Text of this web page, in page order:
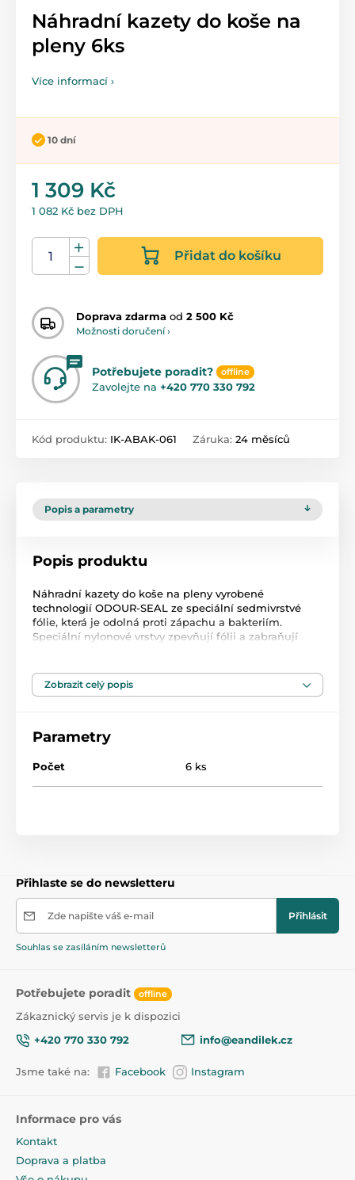
Náhradní kazety do koše na
pleny 6ks
Více informací ›
10 dní
1 309 Kč
1 082 Kč bez DPH
Přidat do košíku
Doprava zdarma od 2 500 Kč
Možnosti doručení ›
Potřebujete poradit? offline
Zavolejte na +420 770 330 792
Kód produktu: IK-ABAK-061 Záruka: 24 měsíců
Popis a parametry
Popis produktu
Náhradní kazety do koše na pleny vyrobené
technologií ODOUR-SEAL ze speciální sedmivrstvé
fólie, která je odolná proti zápachu a bakteriím.
Speciální nylonové vrstvy zpevňují fólii a zabraňují
jednoduše otevřete zásobník, druhou rukou vyjměte
plný sáček a vložte novou náplň.
Vlastnosti kazety do koše na pleny 6 ks:
Velmi pevná a odolná 7vrstvá fólie (vyztužená
6 kusů v sadě
Koše a kyblíky na pleny
Zobrazit celý popis
Parametry
Počet 6 ks
Přihlaste se do newsletteru
Zde napište váš e-mail Přihlásit
Souhlas se zasíláním newsletterů
Potřebujete poradit offline
Zákaznický servis je k dispozici
+420 770 330 792
info@eandilek.cz
Jsme také na: Facebook Instagram
Informace pro vás
Kontakt
Doprava a platba